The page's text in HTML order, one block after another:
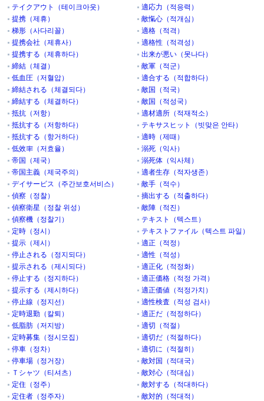
テイクアウト（테이크아웃）
提携（제휴）
梯形（사다리꼴）
提携会社（제휴사）
提携する（제휴하다）
締結（체결）
低血圧（저혈압）
締結される（체결되다）
締結する（체결하다）
抵抗（저항）
抵抗する（저항하다）
抵抗する（항거하다）
低效率（저효율）
帝国（제국）
帝国主義（제국주의）
デイサービス（주간보호서비스）
偵察（정찰）
偵察衛星（정찰 위성）
偵察機（정찰기）
定時（정시）
提示（제시）
停止される（정지되다）
提示される（제시되다）
停止する（정지하다）
提示する（제시하다）
停止線（정지선）
定時退勤（칼퇴）
低脂肪（저지방）
定時募集（정시모집）
停車（정차）
停車場（정거장）
Ｔシャツ（티셔츠）
定住（정주）
定住者（정주자）
適応力（적응력）
敵愾心（적개심）
適格（적격）
適格性（적격성）
出来が悪い（못나다）
敵軍（적군）
適合する（적합하다）
敵国（적국）
敵国（적성국）
適材適所（적재적소）
テキサスヒット（빗맞은 안타）
適時（제때）
溺死（익사）
溺死体（익사체）
適者生存（적자생존）
敵手（적수）
摘出する（적출하다）
敵陣（적진）
テキスト（텍스트）
テキストファイル（텍스트 파일）
適正（적정）
適性（적성）
適正化（적정화）
適正価格（적정 가격）
適正価値（적정가치）
適性検査（적성 검사）
適正だ（적정하다）
適切（적절）
適切だ（적절하다）
適切に（적절히）
敵対国（적대국）
敵対心（적대심）
敵対する（적대하다）
敵対的（적대적）